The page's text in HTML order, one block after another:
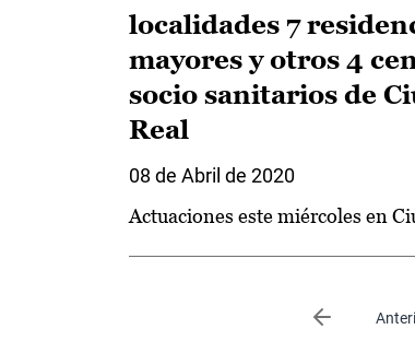
localidades 7
mayores y otros 4
socio sanitarios de
Real
08 de Abril de 2020
Actuaciones este miércoles en
Página